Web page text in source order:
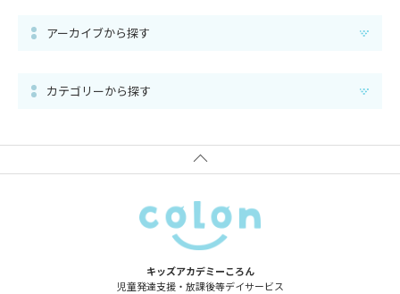
アーカイブから探す
カテゴリーから探す
キッズアカデミーころん
児童発達支援・放課後等デイサービス